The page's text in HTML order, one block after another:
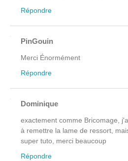
Répondre
PinGouin
Merci Énormément
Répondre
Dominique
exactement comme Bricomage,
à remettre la lame de ressort,
super tuto, merci beaucoup
Répondre